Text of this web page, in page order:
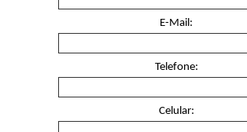
E-Mail:
Telefone:
Celular: